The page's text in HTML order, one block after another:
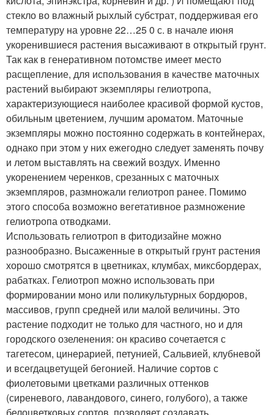
стекло во влажный рыхлый субстрат, поддерживая его
температуру на уровне 22…25 0 с. в начале июня
укоренившиеся растения высаживают в открытый грунт.
Так как в генеративном потомстве имеет место
расщепление, для использования в качестве маточных
растений выбирают экземпляры гелиотропа,
характеризующиеся наиболее красивой формой кустов,
обильным цветением, лучшим ароматом. Маточные
экземпляры можно постоянно содержать в контейнерах,
однако при этом у них ежегодно следует заменять почву
и летом выставлять на свежий воздух. Именно
укоренением черенков, срезанных с маточных
экземпляров, размножали гелиотроп ранее. Помимо
этого способа возможно вегетативное размножение
гелиотропа отводками.
Использовать гелиотроп в фитодизайне можно
разнообразно. Высаженные в открытый грунт растения
хорошо смотрятся в цветниках, клумбах, миксбордерах,
рабатках. Гелиотроп можно использовать при
формировании моно или поликультурных бордюров,
массивов, групп средней или малой величины. Это
растение подходит не только для частного, но и для
городского озеленения: он красиво сочетается с
тагетесом, цинерарией, петунией, Сальвией, клубневой
и всегдацветущей бегонией. Наличие сортов с
фиолетовыми цветками различных оттенков
(сиреневого, лавандового, синего, голубого), а также